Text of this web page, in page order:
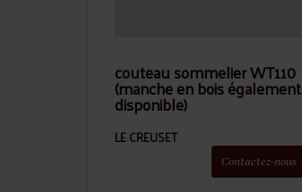
couteau sommelier WT110
(manche en bois également
disponible)
LE CREUSET
Contactez-nous